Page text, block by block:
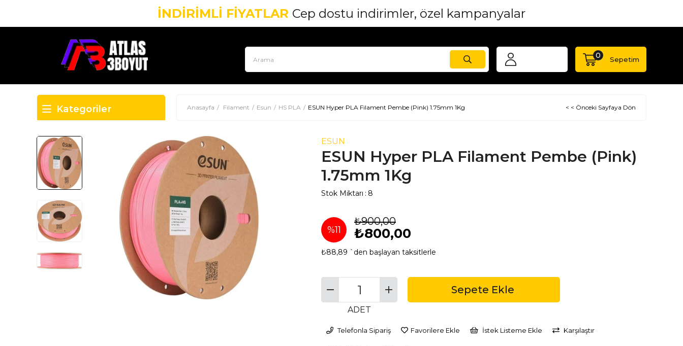
1500TLVE ÜZERİ ÜCRETSİZ KARGO
Sepetim
0
Kategoriler Anasayfa Filament Esun HS PLA ESUN Hyper PLA Filament Pembe (Pink) 1.75mm 1Kg < < Önceki Sayfaya Dön
ESUN
ESUN Hyper PLA Filament Pembe (Pink)
1.75mm 1Kg
Stok Miktarı : 8
%11
İndirim
₺900,00
₺800,00
₺88,89 `den başlayan taksitlerle
ADET
Telefonla Sipariş Favorilere Ekle İstek Listeme Ekle Karşılaştır